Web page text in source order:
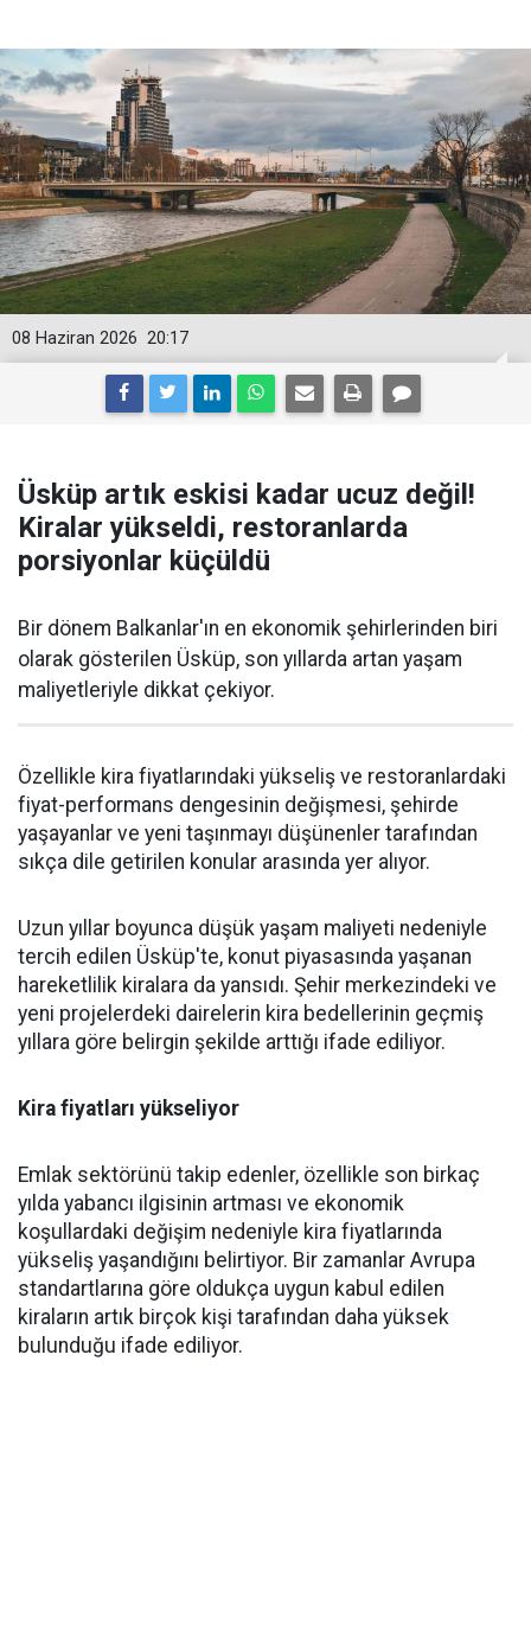
20:17
08 Haziran 2026
Üsküp artık eskisi kadar ucuz değil!
Kiralar yükseldi, restoranlarda
porsiyonlar küçüldü
Bir dönem Balkanlar'ın en ekonomik şehirlerinden biri
olarak gösterilen Üsküp, son yıllarda artan yaşam
maliyetleriyle dikkat çekiyor.
Özellikle kira fiyatlarındaki yükseliş ve restoranlardaki
fiyat-performans dengesinin değişmesi, şehirde
yaşayanlar ve yeni taşınmayı düşünenler tarafından
sıkça dile getirilen konular arasında yer alıyor.
Uzun yıllar boyunca düşük yaşam maliyeti nedeniyle
tercih edilen Üsküp'te, konut piyasasında yaşanan
hareketlilik kiralara da yansıdı. Şehir merkezindeki ve
yeni projelerdeki dairelerin kira bedellerinin geçmiş
yıllara göre belirgin şekilde arttığı ifade ediliyor.
Kira fiyatları yükseliyor
Emlak sektörünü takip edenler, özellikle son birkaç
yılda yabancı ilgisinin artması ve ekonomik
koşullardaki değişim nedeniyle kira fiyatlarında
yükseliş yaşandığını belirtiyor. Bir zamanlar Avrupa
standartlarına göre oldukça uygun kabul edilen
kiraların artık birçok kişi tarafından daha yüksek
bulunduğu ifade ediliyor.